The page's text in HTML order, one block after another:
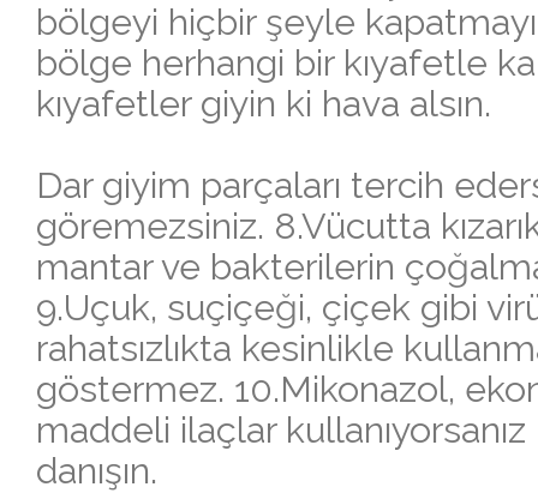
bölgeyi hiçbir şeyle
bölge herhangi bir kıyafetle
kıyafetler giyin ki hava alsın.
Dar giyim parçaları tercih
göremezsiniz. 8.Vücutta
mantar ve bakterilerin
9.Uçuk, suçiçeği, çiçek gibi
rahatsızlıkta kesinlikle
göstermez. 10.Mikonazol,
maddeli ilaçlar
danışın.